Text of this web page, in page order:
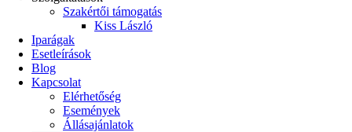
Szakértői támogatás
Kiss László
Iparágak
Esetleírások
Blog
Kapcsolat
Elérhetőség
Események
Állásajánlatok